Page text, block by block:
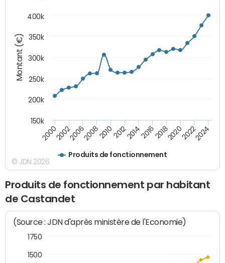
Montant (€)
Produits de fonctionnement
200020022006200820102012201420162018202020222024
150k
200k
250k
300k
350k
400k
© JDN 2026
Produits de fonctionnement par habitant
de Castandet
(Source : JDN d'après ministère de l'Economie)
1500
1750